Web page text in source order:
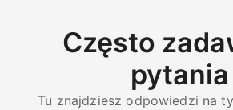
Często
pytania
Tu znajdziesz odpowiedzi na